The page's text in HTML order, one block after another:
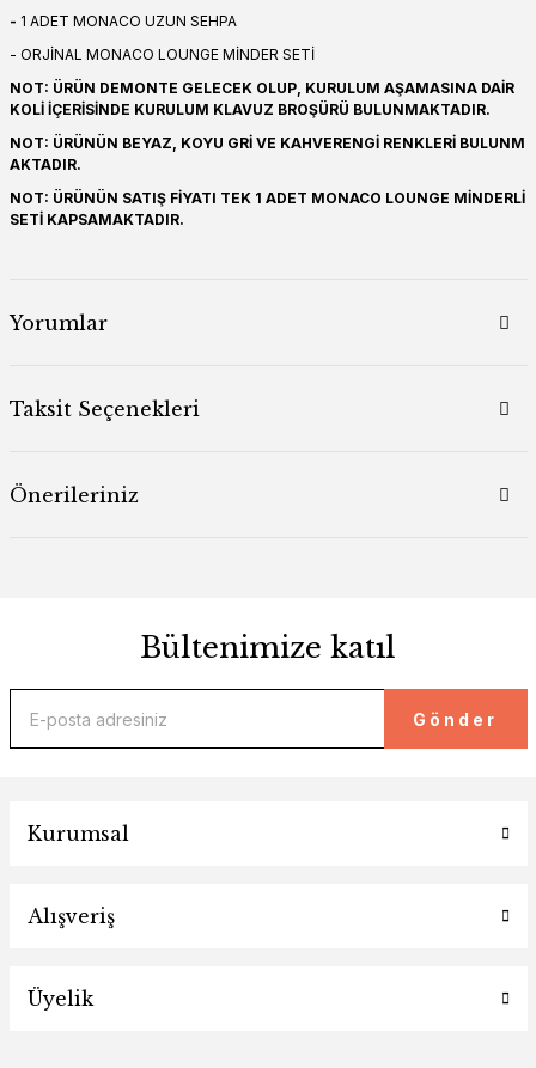
- 1 ADET MONACO UZUN SEHPA
- ORJİNAL MONACO LOUNGE MİNDER SETİ
NOT: ÜRÜN DEMONTE GELECEK OLUP, KURULUM AŞAMASINA DAİR
KOLİ İÇERİSİNDE KURULUM KLAVUZ BROŞÜRÜ BULUNMAKTADIR.
NOT: ÜRÜNÜN BEYAZ, KOYU GRİ VE KAHVERENGİ RENKLERİ BULUNM
AKTADIR.
NOT: ÜRÜNÜN SATIŞ FİYATI TEK 1 ADET MONACO LOUNGE MİNDERLİ
SETİ KAPSAMAKTADIR.
Yorumlar
Taksit Seçenekleri
Önerileriniz
Bültenimize katıl
Gönder
Kurumsal
Alışveriş
Üyelik